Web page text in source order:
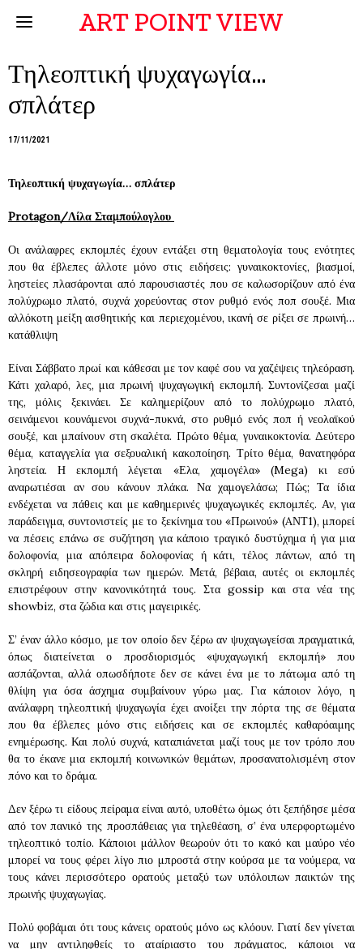
ART POINT VIEW
Τηλεοπτική ψυχαγωγία…
σπλάτερ
17/11/2021
Τηλεοπτική ψυχαγωγία… σπλάτερ
Protagon/Λίλα Σταμπούλογλου
Οι ανάλαφρες εκπομπές έχουν εντάξει στη θεματολογία τους ενότητες
που θα έβλεπες άλλοτε μόνο στις ειδήσεις: γυναικοκτονίες, βιασμοί,
ληστείες πλασάρονται από παρουσιαστές που σε καλωσορίζουν από ένα
πολύχρωμο πλατό, συχνά χορεύοντας στον ρυθμό ενός ποπ σουξέ. Μια
αλλόκοτη μείξη αισθητικής και περιεχομένου, ικανή σε ρίξει σε πρωινή…
κατάθλιψη
Είναι Σάββατο πρωί και κάθεσαι με τον καφέ σου να χαζέψεις τηλεόραση.
Κάτι χαλαρό, λες, μια πρωινή ψυχαγωγική εκπομπή. Συντονίζεσαι μαζί
της, μόλις ξεκινάει. Σε καλημερίζουν από το πολύχρωμο πλατό,
σεινάμενοι κουνάμενοι συχνά-πυκνά, στο ρυθμό ενός ποπ ή νεολαϊκού
σουξέ, και μπαίνουν στη σκαλέτα. Πρώτο θέμα, γυναικοκτονία. Δεύτερο
θέμα, καταγγελία για σεξουαλική κακοποίηση. Τρίτο θέμα, θανατηφόρα
ληστεία. Η εκπομπή λέγεται «Ελα, χαμογέλα» (Mega) κι εσύ
αναρωτιέσαι αν σου κάνουν πλάκα. Να χαμογελάσω; Πώς; Τα ίδια
ενδέχεται να πάθεις και με καθημερινές ψυχαγωγικές εκπομπές. Αν, για
παράδειγμα, συντονιστείς με το ξεκίνημα του «Πρωινού» (AΝΤ1), μπορεί
να πέσεις επάνω σε συζήτηση για κάποιο τραγικό δυστύχημα ή για μια
δολοφονία, μια απόπειρα δολοφονίας ή κάτι, τέλος πάντων, από τη
σκληρή ειδησεογραφία των ημερών. Μετά, βέβαια, αυτές οι εκπομπές
επιστρέφουν στην κανονικότητά τους. Στα gossip και στα νέα της
showbiz, στα ζώδια και στις μαγειρικές.
Σ’ έναν άλλο κόσμο, με τον οποίο δεν ξέρω αν ψυχαγωγείσαι πραγματικά,
όπως διατείνεται ο προσδιορισμός «ψυχαγωγική εκπομπή» που
ασπάζονται, αλλά οπωσδήποτε δεν σε κάνει ένα με το πάτωμα από τη
θλίψη για όσα άσχημα συμβαίνουν γύρω μας. Για κάποιον λόγο, η
ανάλαφρη τηλεοπτική ψυχαγωγία έχει ανοίξει την πόρτα της σε θέματα
που θα έβλεπες μόνο στις ειδήσεις και σε εκπομπές καθαρόαιμης
ενημέρωσης. Και πολύ συχνά, καταπιάνεται μαζί τους με τον τρόπο που
θα το έκανε μια εκπομπή κοινωνικών θεμάτων, προσανατολισμένη στον
πόνο και το δράμα.
Δεν ξέρω τι είδους πείραμα είναι αυτό, υποθέτω όμως ότι ξεπήδησε μέσα
από τον πανικό της προσπάθειας για τηλεθέαση, σ’ ένα υπερφορτωμένο
τηλεοπτικό τοπίο. Κάποιοι μάλλον θεωρούν ότι το κακό και μαύρο νέο
μπορεί να τους φέρει λίγο πιο μπροστά στην κούρσα με τα νούμερα, να
τους κάνει περισσότερο ορατούς μεταξύ των υπόλοιπων παικτών της
πρωινής ψυχαγωγίας.
Πολύ φοβάμαι ότι τους κάνεις ορατούς μόνο ως κλόουν. Γιατί δεν γίνεται
να μην αντιληφθείς το αταίριαστο του πράγματος, κάποιοι να